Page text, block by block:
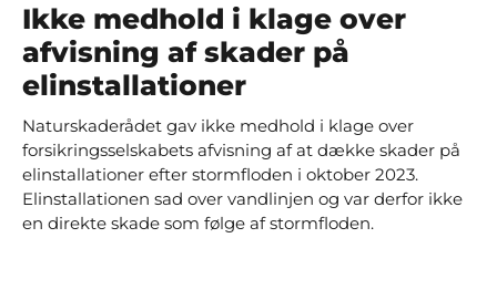
Ikke medhold i klage over
afvisning af skader på
elinstallationer
Naturskaderådet gav ikke medhold i klage over
forsikringsselskabets afvisning af at dække skader på
elinstallationer efter stormfloden i oktober 2023.
Elinstallationen sad over vandlinjen og var derfor ikke
en direkte skade som følge af stormfloden.